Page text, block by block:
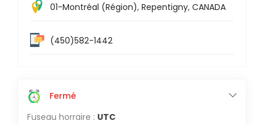
01-Montréal (Région), Repentigny, CANADA
(450)582-1442
Fermé
Fuseau horraire : UTC